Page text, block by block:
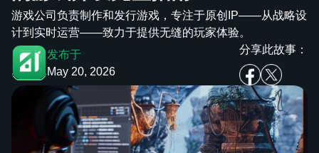
游戏公司负责制作和发行游戏，专注于原创IP——从战略设
计到实时运营——致力于提供无缝的玩家体验。
发布于
May 20, 2026
分享此故事：